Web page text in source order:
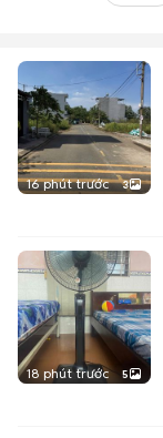
16 phút trước 3
18 phút trước 5